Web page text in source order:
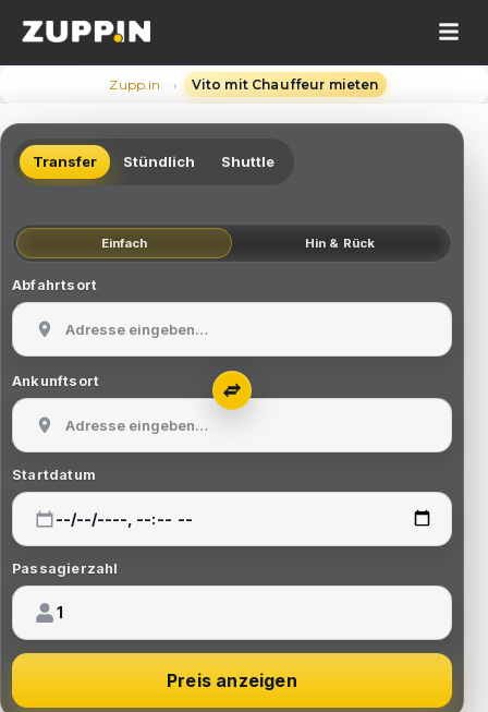
Zupp.in › Vito mit Chauffeur mieten
Transfer Stündlich Shuttle
Einfach Hin & Rück
Abfahrtsort
Ankunftsort
Startdatum
Passagierzahl
Preis anzeigen